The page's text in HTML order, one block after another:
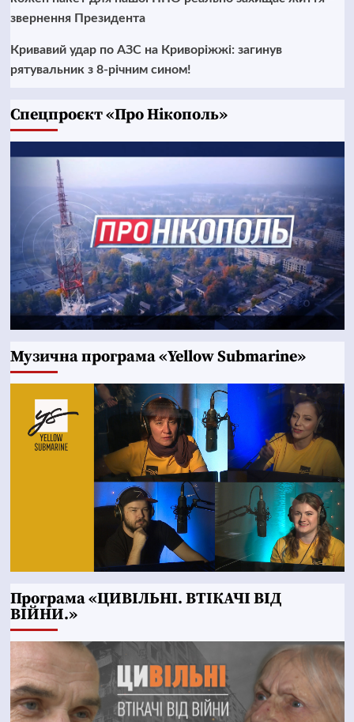
звернення Президента
Кривавий удар по АЗС на Криворіжжі: загинув
рятувальник з 8-річним сином!
Cпецпроєкт «Про Нікополь»
Музична програма «Yellow Submarine»
Програма «ЦИВІЛЬНІ. ВТІКАЧІ ВІД
ВІЙНИ.»